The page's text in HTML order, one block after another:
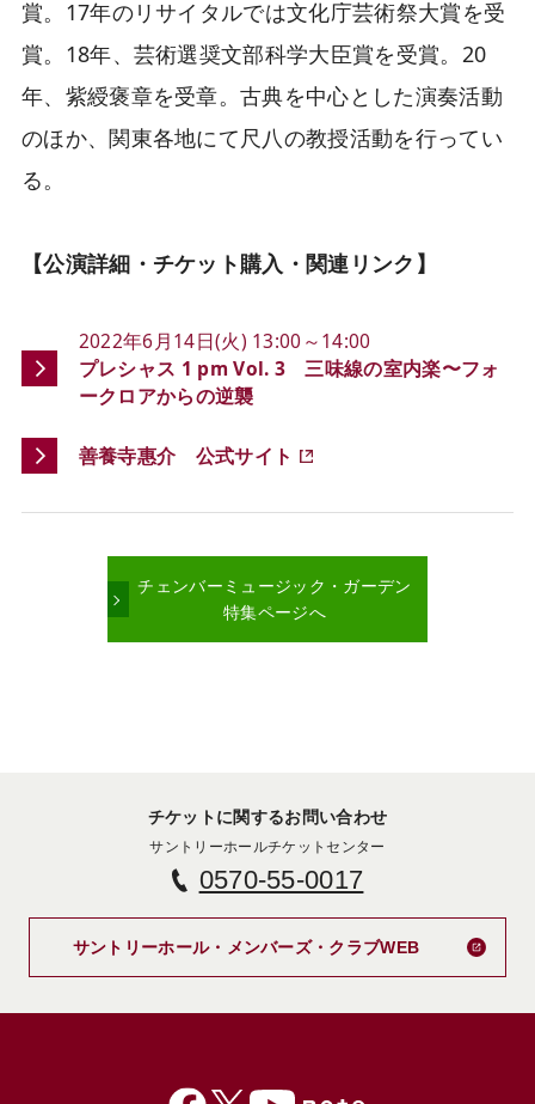
賞。17年のリサイタルでは文化庁芸術祭大賞を受
賞。18年、芸術選奨文部科学大臣賞を受賞。20
年、紫綬褒章を受章。古典を中心とした演奏活動
のほか、関東各地にて尺八の教授活動を行ってい
る。
【公演詳細・チケット購入・関連リンク】
2022年6月14日(火) 13:00～14:00
プレシャス 1 pm Vol. 3 三味線の室内楽〜フォ
ークロアからの逆襲
善養寺惠介 公式サイト
チェンバーミュージック・ガーデン
特集ページへ
チケットに関するお問い合わせ
サントリーホールチケットセンター
0570-55-0017
サントリーホール・メンバーズ・クラブWEB